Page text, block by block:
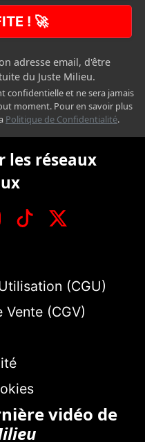
! 🚀
adresse email, d'être
du Juste Milieu.
confidentielle et ne sera jamais
moment. Pour en savoir plus
Politique de Confidentialité.
les réseaux
(CGU)
(CGV)
vidéo de